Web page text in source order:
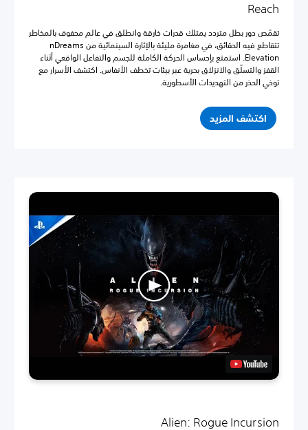
Reach
تقمّص دور بطل متردد يمتلك قدرات خارقة وانطلق في عالم محفوف بالمخاطر
تتقاطع فيه الحقائق، في مغامرة مليئة بالإثارة السينمائية من nDreams
Elevation. استمتع بإحساس الحركة الكاملة للجسم والتفاعل الواقعي أثناء
القفز والتسلّق والانزلاق بحرية عبر بيئات تخطف الأنفاس. اكتشف الأسرار مع
توخي الحذر من التهديدات الأسطورية.
اكتشف المزيد
Alien: Rogue Incursion